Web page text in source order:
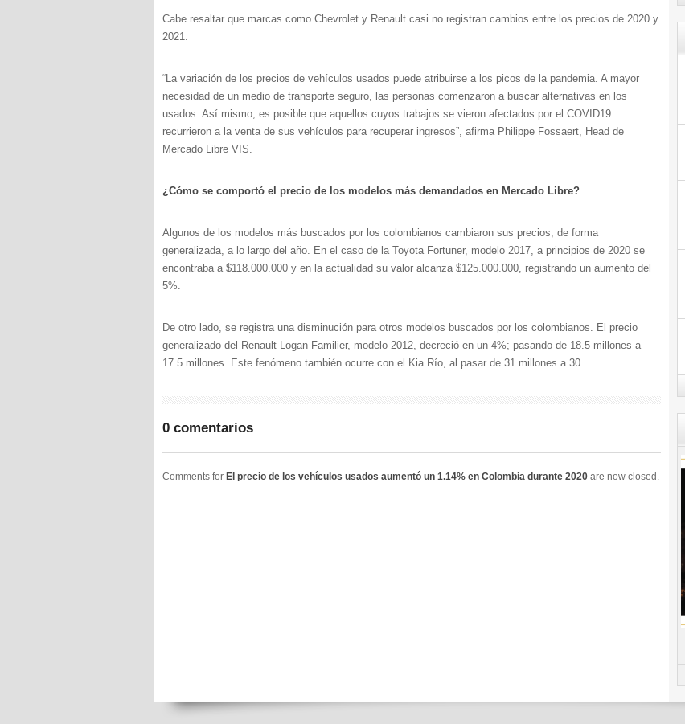
Cabe resaltar que marcas como Chevrolet y Renault casi no registran cambios entre los precios de 2020 y
2021.
“La variación de los precios de vehículos usados puede atribuirse a los picos de la pandemia. A mayor
necesidad de un medio de transporte seguro, las personas comenzaron a buscar alternativas en los
usados. Así mismo, es posible que aquellos cuyos trabajos se vieron afectados por el COVID19
recurrieron a la venta de sus vehículos para recuperar ingresos”, afirma Philippe Fossaert, Head de
Mercado Libre VIS.
¿Cómo se comportó el precio de los modelos más demandados en Mercado Libre?
Algunos de los modelos más buscados por los colombianos cambiaron sus precios, de forma
generalizada, a lo largo del año. En el caso de la Toyota Fortuner, modelo 2017, a principios de 2020 se
encontraba a $118.000.000 y en la actualidad su valor alcanza $125.000.000, registrando un aumento del
5%.
De otro lado, se registra una disminución para otros modelos buscados por los colombianos. El precio
generalizado del Renault Logan Familier, modelo 2012, decreció en un 4%; pasando de 18.5 millones a
17.5 millones. Este fenómeno también ocurre con el Kia Río, al pasar de 31 millones a 30.
0 comentarios
Comments for El precio de los vehículos usados aumentó un 1.14% en Colombia durante 2020 are now closed.